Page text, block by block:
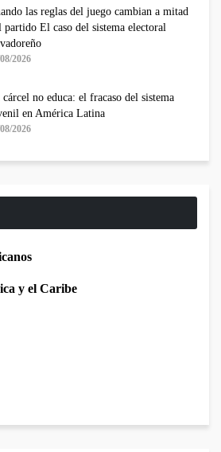
las reglas del juego cambian a mitad
partido El caso del sistema electoral
2026
no educa: el fracaso del sistema
en América Latina
2026
y el Caribe